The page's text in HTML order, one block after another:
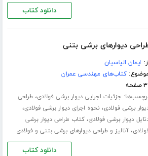
دانلود کتاب
دیوارهای برشی بتنی
ایمان الیاسیان
کتاب‌های مهندسی عمران
جزئیات اجرایی دیوار برشی فولادی، طراحی
برشی فولادی،نحوه اجرای دیوار برشی فولادی،
دیوار برشی فولادی،کتاب طراحی دیوار برشی
،آنالیز و طراحی دیوارهای برشی بتنی و فولادی
دانلود کتاب